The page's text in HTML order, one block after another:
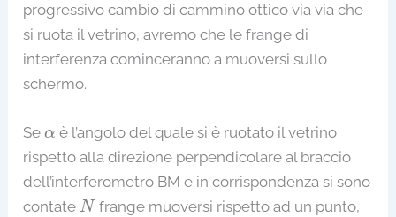
progressivo cambio di cammino ottico via via che
si ruota il vetrino, avremo che le frange di
interferenza cominceranno a muoversi sullo
schermo.
Seα
α è l’angolo del quale si è ruotato il vetrino
rispetto alla direzione perpendicolare al braccio
dell’interferometro BM e in corrispondenza si sono
contateN
N frange muoversi rispetto ad un punto,